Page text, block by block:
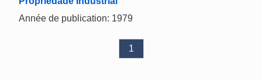
Année de publication: 1979
1